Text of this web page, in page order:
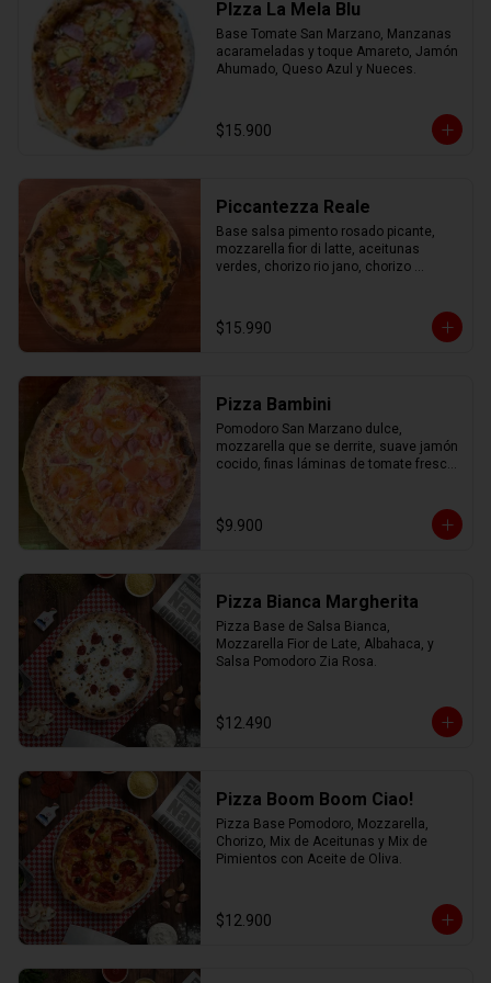
PIzza La Mela Blu
Base Tomate San Marzano, Manzanas
acarameladas y toque Amareto, Jamón
Ahumado, Queso Azul y Nueces.
$15.900
Piccantezza Reale
Base salsa pimento rosado picante,
mozzarella fior di latte, aceitunas
verdes, chorizo rio jano, chorizo
$15.990
Pizza Bambini
Pomodoro San Marzano dulce,
mozzarella que se derrite, suave jamón
cocido, finas láminas de tomate fresco
$9.900
Pizza Bianca Margherita
Pizza Base de Salsa Bianca,
Mozzarella Fior de Late, Albahaca, y
Salsa Pomodoro Zia Rosa.
$12.490
Pizza Boom Boom Ciao!
Pizza Base Pomodoro, Mozzarella,
Chorizo, Mix de Aceitunas y Mix de
Pimientos con Aceite de Oliva.
$12.900